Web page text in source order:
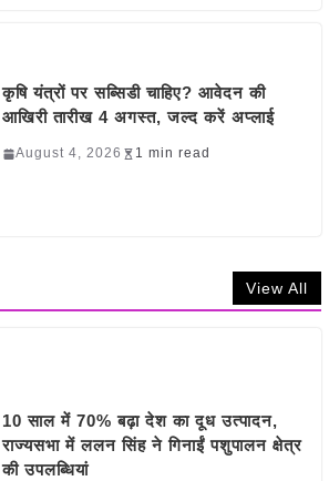
कृषि यंत्रों पर सब्सिडी चाहिए? आवेदन की
आखिरी तारीख 4 अगस्त, जल्द करें अप्लाई
August 4, 2026 1 min read
View All
10 साल में 70% बढ़ा देश का दूध उत्पादन,
राज्यसभा में ललन सिंह ने गिनाईं पशुपालन क्षेत्र
की उपलब्धियां